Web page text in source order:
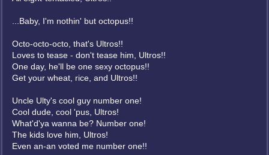
...Baby, I'm nothin' but octopus!!
Octo-octo-octo, that's Ultros!!
Loves to tease - don't tease him, Ultros!!
One day, he'll be one sexy octopus!!
Get your wheat, rice, and Ultros!!
Uncle Ulty's cool guy number one!
Cool dude, cool 'pus, Ultros!
What'd'ya wanna be? Number one!
The kids love him, Ultros!
Even an-an voted me number one!!